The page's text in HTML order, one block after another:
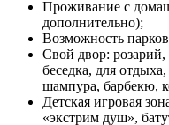
Проживание с
дополнительно);
Возможность
Свой двор:
беседка, для
шампура, барбекю,
Детская игровая
«экстрим душ»,